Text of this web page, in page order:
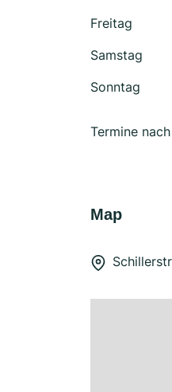
Freitag
Samstag
Sonntag
Termine
Map